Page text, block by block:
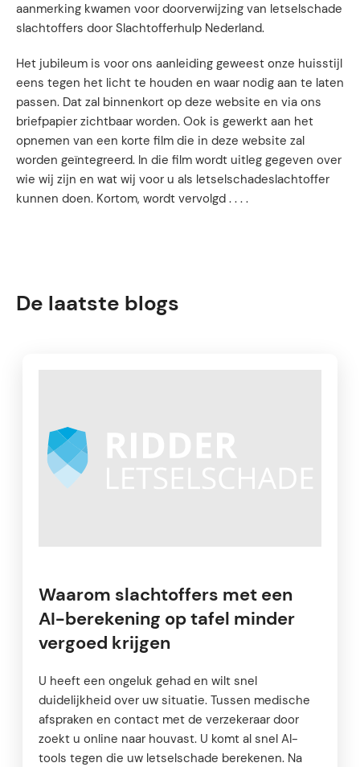
aanmerking kwamen voor doorverwijzing van letselschade
slachtoffers door Slachtofferhulp Nederland.
Het jubileum is voor ons aanleiding geweest onze huisstijl
eens tegen het licht te houden en waar nodig aan te laten
passen. Dat zal binnenkort op deze website en via ons
briefpapier zichtbaar worden. Ook is gewerkt aan het
opnemen van een korte film die in deze website zal
worden geïntegreerd. In die film wordt uitleg gegeven over
wie wij zijn en wat wij voor u als letselschadeslachtoffer
kunnen doen. Kortom, wordt vervolgd . . . .
De laatste blogs
Waarom slachtoffers met een
AI-berekening op tafel minder
vergoed krijgen
U heeft een ongeluk gehad en wilt snel
duidelijkheid over uw situatie. Tussen medische
afspraken en contact met de verzekeraar door
zoekt u online naar houvast. U komt al snel AI-
tools tegen die uw letselschade berekenen. Na